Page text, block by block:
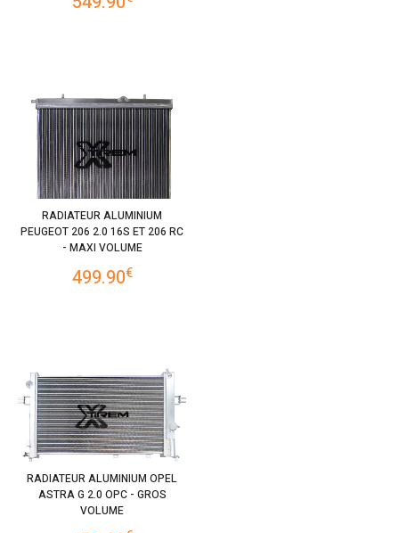
RADIATEUR ALUMINIUM
PEUGEOT 206 2.0 16S ET 206 RC
- MAXI VOLUME
499.90€
RADIATEUR ALUMINIUM OPEL
ASTRA G 2.0 OPC - GROS
VOLUME